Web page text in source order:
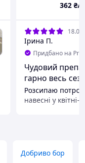
362 ₴/
Ірина П.
Придбано на
Чудовий
гарно весь
Розсипаю
навесні у
біля тих
захисту ( хости,
Добриво бор